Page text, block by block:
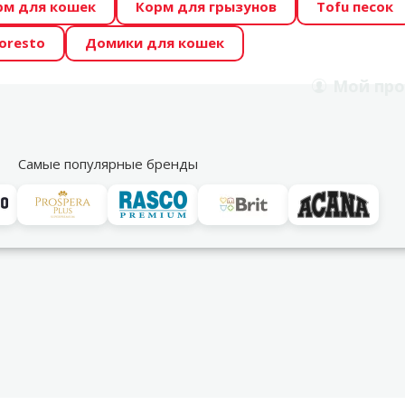
предлагает отличные цены на ТОП-овые корма! 🍖
ŪSAIŅI”! Возможно Твой питомец станет звездой
для кошек Корм для грызунов
Tofu песок
Домики для кошек
Самые популярные бренды
Акции